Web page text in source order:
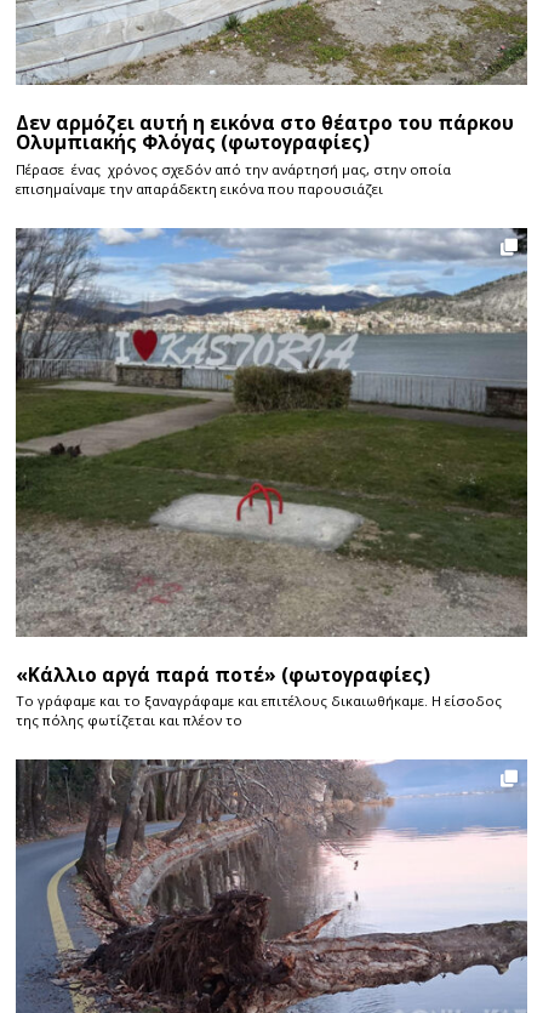
Δεν αρμόζει αυτή η εικόνα στο θέατρο του πάρκου
Ολυμπιακής Φλόγας (φωτογραφίες)
Πέρασε ένας χρόνος σχεδόν από την ανάρτησή μας, στην οποία
επισημαίναμε την απαράδεκτη εικόνα που παρουσιάζει
«Κάλλιο αργά παρά ποτέ» (φωτογραφίες)
Το γράφαμε και το ξαναγράφαμε και επιτέλους δικαιωθήκαμε. Η είσοδος
της πόλης φωτίζεται και πλέον το